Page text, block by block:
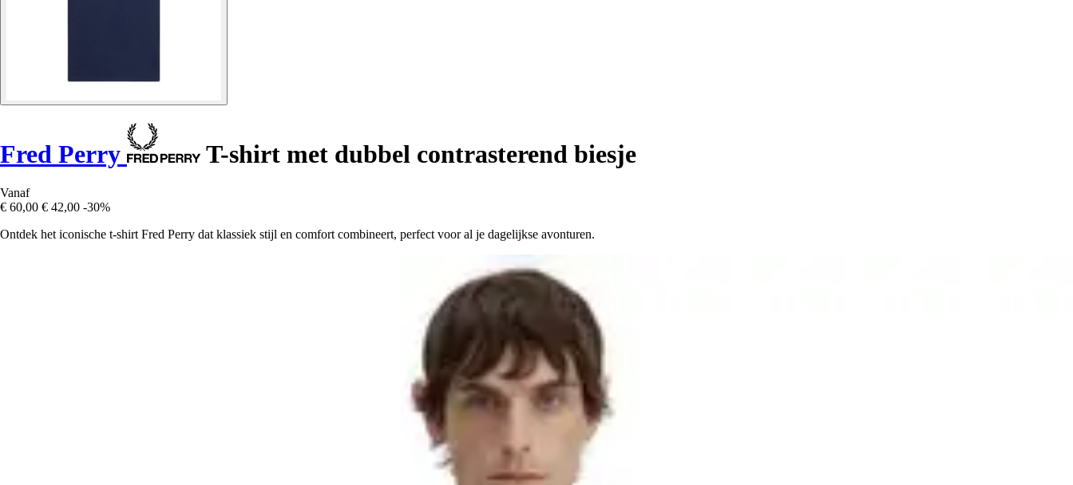
Fred Perry T-shirt met dubbel contrasterend biesje
Vanaf
€ 60,00 € 42,00 -30%
Ontdek het iconische t-shirt Fred Perry dat klassiek stijl en comfort combineert, perfect voor al je dagelijkse avonturen.